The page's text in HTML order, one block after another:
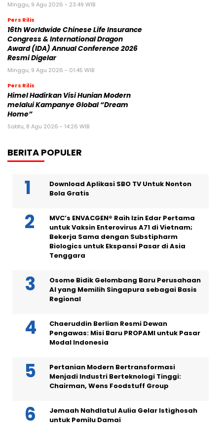
Minggu, 9 Agu 2026 - 23:49 WIB
Pers Rilis
16th Worldwide Chinese Life Insurance
Congress & International Dragon
Award (IDA) Annual Conference 2026
Resmi Digelar
Minggu, 9 Agu 2026 - 01:45 WIB
Pers Rilis
Himel Hadirkan Visi Hunian Modern
melalui Kampanye Global “Dream
Home”
Sabtu, 8 Agu 2026 - 14:26 WIB
BERITA POPULER
Download Aplikasi SBO TV Untuk Nonton
Bola Gratis
MVC’s ENVACGEN® Raih Izin Edar Pertama
untuk Vaksin Enterovirus A71 di Vietnam;
Bekerja Sama dengan Substipharm
Biologics untuk Ekspansi Pasar di Asia
Tenggara
Osome Bidik Gelombang Baru Perusahaan
AI yang Memilih Singapura sebagai Basis
Regional
Chaeruddin Berlian Resmi Dewan
Pengawas: Misi Baru PROPAMI untuk Pasar
Modal Indonesia
Pertanian Modern Bertransformasi
Menjadi Industri Berteknologi Tinggi:
Chairman, Wens Foodstuff Group
Jemaah Nahdlatul Aulia Gelar Istighosah
untuk Pemilu Damai